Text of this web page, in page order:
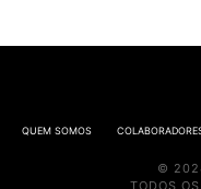
QUEM SOMOS
©
TODOS